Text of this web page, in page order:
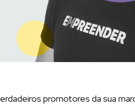
promotores da sua